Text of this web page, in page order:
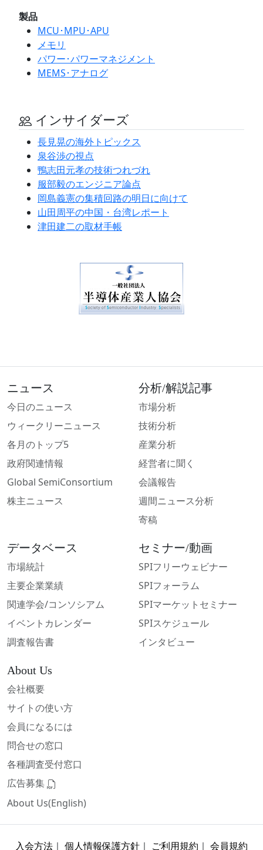
製品
MCU･MPU･APU
メモリ
パワー･パワーマネジメント
MEMS･アナログ
インサイダーズ
長見晃の海外トピックス
泉谷渉の視点
鴨志田元孝の技術つれづれ
服部毅のエンジニア論点
岡島義憲の集積回路の明日に向けて
山田周平の中国・台湾レポート
津田建二の取材手帳
ニュース
今日のニュース
ウィークリーニュース
各月のトップ5
政府関連情報
Global SemiConsortium
株主ニュース
分析/解説記事
市場分析
技術分析
産業分析
経営者に聞く
会議報告
週間ニュース分析
寄稿
データベース
市場統計
主要企業業績
関連学会/コンソシアム
イベントカレンダー
調査報告書
セミナー/動画
SPIフリーウェビナー
SPIフォーラム
SPIマーケットセミナー
SPIスケジュール
インタビュー
About Us
会社概要
サイトの使い方
会員になるには
問合せの窓口
各種調査受付窓口
広告募集
About Us(English)
入会方法 ｜ 個人情報保護方針 ｜ ご利用規約 ｜ 会員規約